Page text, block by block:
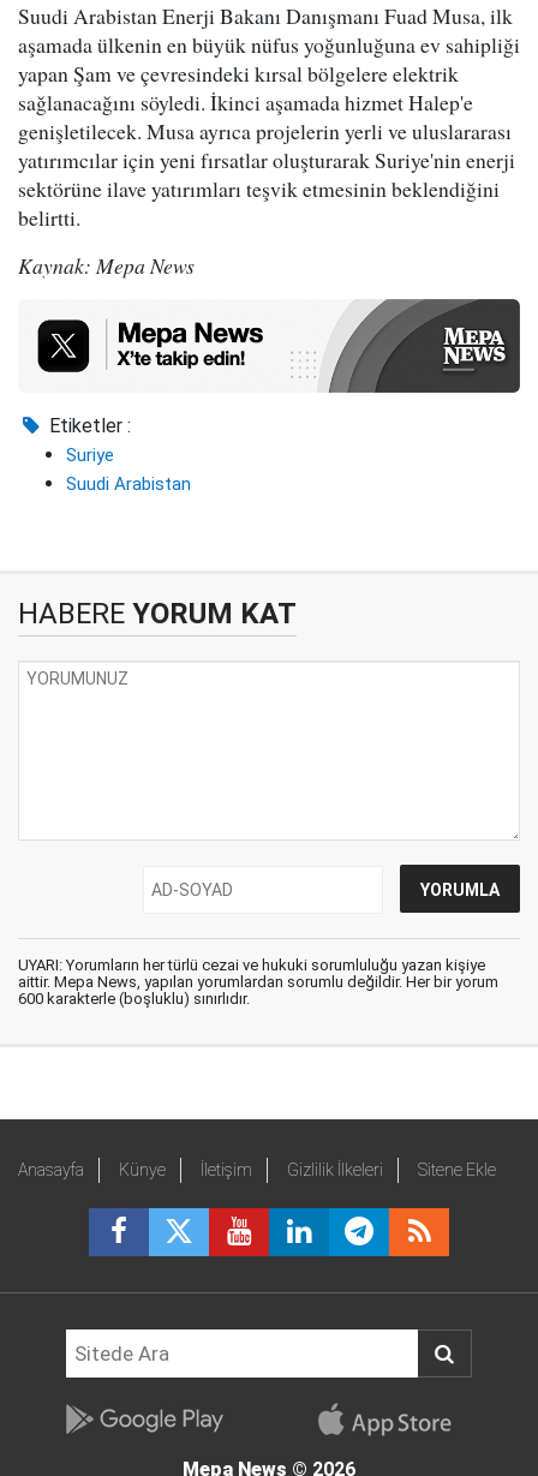
Suudi Arabistan Enerji Bakanı Danışmanı Fuad Musa, ilk
aşamada ülkenin en büyük nüfus yoğunluğuna ev sahipliği
yapan Şam ve çevresindeki kırsal bölgelere elektrik
sağlanacağını söyledi. İkinci aşamada hizmet Halep'e
genişletilecek. Musa ayrıca projelerin yerli ve uluslararası
yatırımcılar için yeni fırsatlar oluşturarak Suriye'nin enerji
sektörüne ilave yatırımları teşvik etmesinin beklendiğini
belirtti.
Kaynak: Mepa News
Etiketler :
Suriye
Suudi Arabistan
HABERE YORUM KAT
UYARI: Yorumların her türlü cezai ve hukuki sorumluluğu yazan kişiye
aittir. Mepa News, yapılan yorumlardan sorumlu değildir. Her bir yorum
600 karakterle (boşluklu) sınırlıdır.
Anasayfa Künye İletişim Gizlilik İlkeleri Sitene Ekle
Mepa News © 2026